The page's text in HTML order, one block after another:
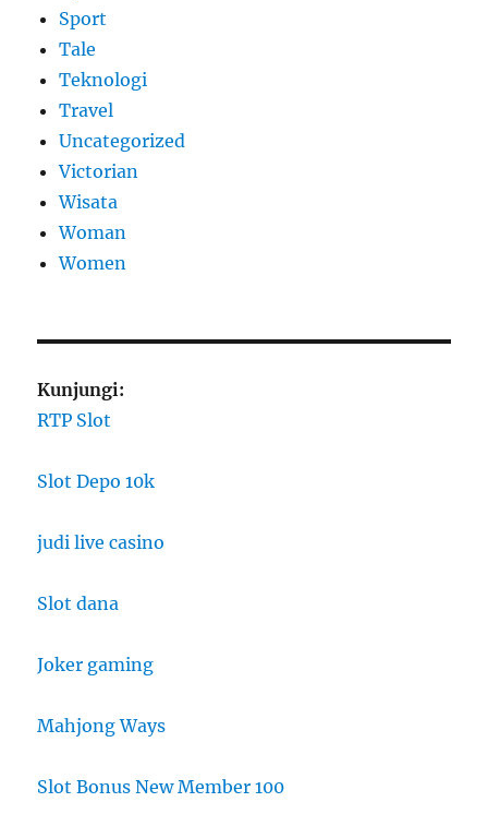
Sport
Tale
Teknologi
Travel
Uncategorized
Victorian
Wisata
Woman
Women
Kunjungi:
RTP Slot
Slot Depo 10k
judi live casino
Slot dana
Joker gaming
Mahjong Ways
Slot Bonus New Member 100